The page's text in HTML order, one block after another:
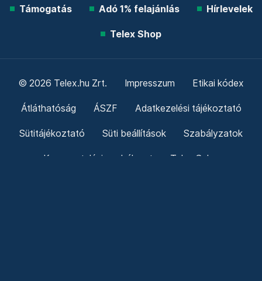
Támogatás Adó 1% felajánlás Hírlevelek
Telex Shop
© 2026 Telex.hu Zrt. Impresszum Etikai kódex
Átláthatóság ÁSZF Adatkezelési tájékoztató
Sütitájékoztató Süti beállítások Szabályzatok
Kommentelési szabályzat Telex Sales